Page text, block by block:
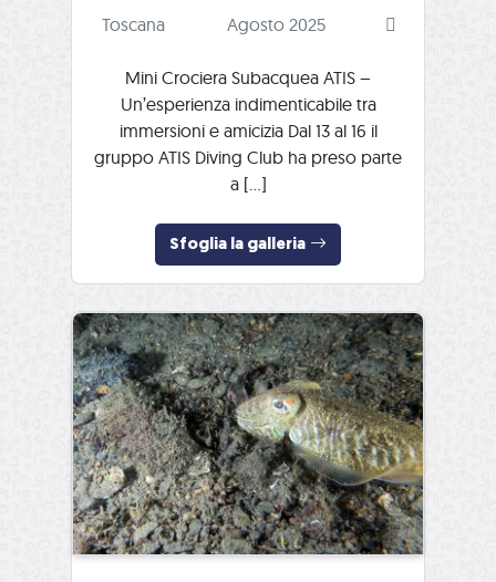
Toscana Agosto 2025
Mini Crociera Subacquea ATIS –
Un’esperienza indimenticabile tra
immersioni e amicizia Dal 13 al 16 il
gruppo ATIS Diving Club ha preso parte
a […]
Sfoglia la galleria